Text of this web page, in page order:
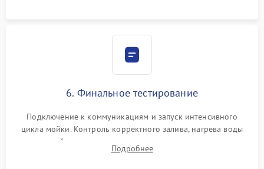
6. Финальное тестирование
Подключение к коммуникациям и запуск интенсивного
цикла мойки. Контроль корректного залива, нагрева воды
до нужной температуры, отсутствия посторонних шумов,
штатного слива и абсолютной сухости в поддоне.
Подробнее